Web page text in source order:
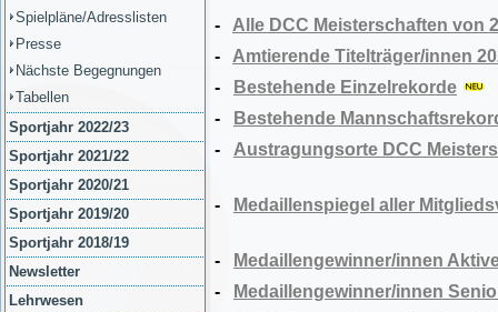
Spielpläne/Adresslisten
Presse
Nächste Begegnungen
Tabellen
Sportjahr 2022/23
Sportjahr 2021/22
Sportjahr 2020/21
Sportjahr 2019/20
Sportjahr 2018/19
Newsletter
Lehrwesen
- Alle DCC Meisterschaften von
- Amtierende Titelträger/innen
-
Bestehende Einzelrekorde
-
Bestehende
- Austragungsorte DCC
- Medaillenspiegel aller
-
Medaillengewinner/innen
-
Medaillengewinner/innen